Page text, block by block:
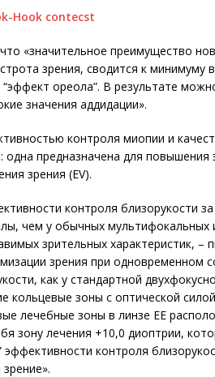
«значительное преимущество
зрения, сводится к минимуму
ореола”. В результате
значения аддидации».
контроля миопии и
предназначена для повышения
зрения (EV).
контроля близорукости за
чем у обычных мультифокальных
зрительных характеристик, –
зрения при одновременном
как у стандартной
кольцевые зоны с оптической
лечебные зоны в линзе EE
зону лечения +10,0 диоптрии,
контроля